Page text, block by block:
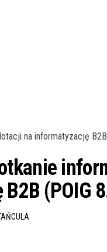
(POIG